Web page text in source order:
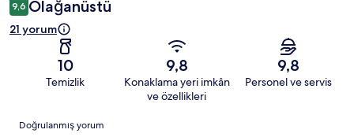
9,6 Olağanüstü
21 yorum
10
Temizlik
9,8
Konaklama yeri imkân
ve özellikleri
9,8
Personel ve servis
Yorumlar
Doğrulanmış yorum